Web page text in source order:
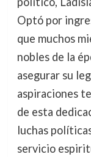
Optó por
que muchos
nobles de la
asegurar su
aspiraciones
de esta
luchas
servicio